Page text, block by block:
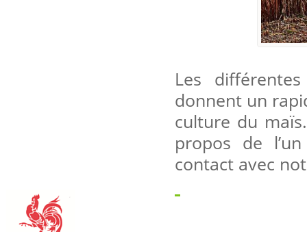
Les
donnent un
culture du
propos de
contact avec